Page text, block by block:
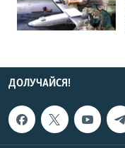
ДОЛУЧАЙСЯ!